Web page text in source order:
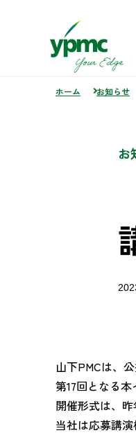
お
ホーム お知らせ
山下PMCは、
第17回となる
開催形式は、昨
当社は応募講